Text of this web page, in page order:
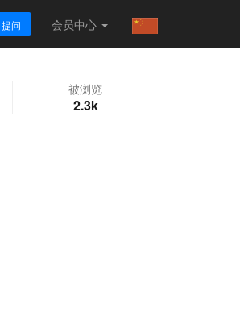
提问 会员中心
被浏览
2.3k